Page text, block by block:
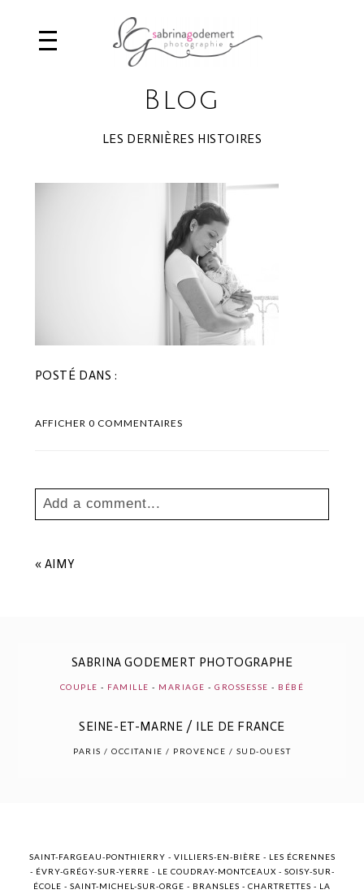
Blog
LES DERNIÈRES HISTOIRES
POSTÉ DANS :
AFFICHER0 COMMENTAIRES
Add a comment...
Les champs marqués sont requis *
POST COMMENT
« AIMY
SABRINA GODEMERT PHOTOGRAPHE
COUPLE - FAMILLE - MARIAGE -GROSSESSE - BÉBÉ
SEINE-ET-MARNE / ILE DE FRANCE
PARIS / OCCITANIE / PROVENCE / SUD-OUEST
SAINT-FARGEAU-PONTHIERRY - VILLIERS-EN-BIÈRE - LES ÉCRENNES
- ÉVRY-GRÉGY-SUR-YERRE - LE COUDRAY-MONTCEAUX - SOISY-SUR-
ÉCOLE - SAINT-MICHEL-SUR-ORGE - BRANSLES - CHARTRETTES - LA